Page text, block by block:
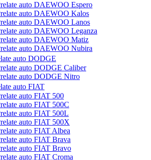
auto DAEWOO Espero
auto DAEWOO Kalos
auto DAEWOO Lanos
auto DAEWOO Leganza
auto DAEWOO Matiz
auto DAEWOO Nubira
auto DODGE
auto DODGE Caliber
auto DODGE Nitro
auto FIAT
auto FIAT 500
auto FIAT 500C
auto FIAT 500L
auto FIAT 500X
auto FIAT Albea
auto FIAT Brava
auto FIAT Bravo
auto FIAT Croma